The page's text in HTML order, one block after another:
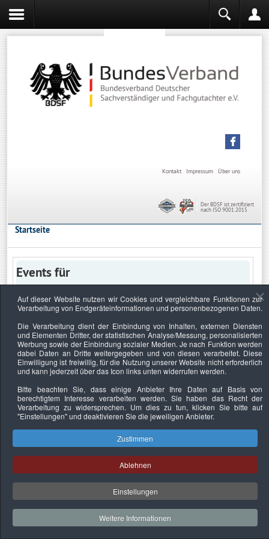
Über uns
Impressum
Kontakt
Der BDSF ist zertifiziert
nach ISO 9001:2015
Startseite
Events für
Keine Termine
Datenschutzerklärung Urheberrechtsnachweise Nachhaltigkeit
Copyright © 2026. Bundesverband Deutscher
Sachverständiger und Fachgutachter e.V..
Auf dieser Website nutzen wir Cookies und vergleichbare Funktionen zur
Verarbeitung von Endgeräteinformationen und personenbezogenen Daten.
Die Verarbeitung dient der Einbindung von Inhalten, externen Diensten
und Elementen Dritter, der statistischen Analyse/Messung, personalisierten
Werbung sowie der Einbindung sozialer Medien. Je nach Funktion werden
dabei Daten an Dritte weitergegeben und von diesen verarbeitet. Diese
Einwilligung ist freiwillig, für die Nutzung unserer Website nicht erforderlich
und kann jederzeit über das Icon links unten widerrufen werden.
Bitte beachten Sie, dass einige Anbieter Ihre Daten auf Basis von
berechtigtem Interesse verarbeiten werden. Sie haben das Recht der
Verarbeitung zu widersprechen. Um dies zu tun, klicken Sie bitte auf
"Einstellungen"und deaktivieren Sie die jeweiligen Anbieter.
Zustimmen
Ablehnen
Einstellungen
Weitere Informationen